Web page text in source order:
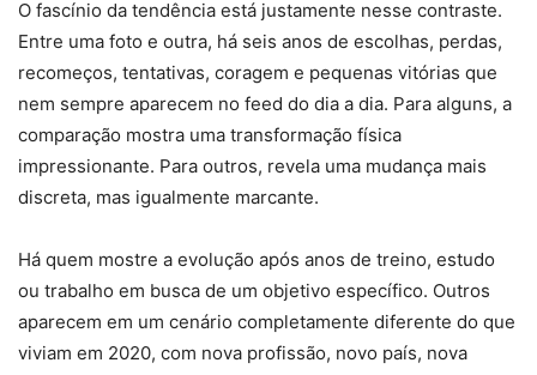
O fascínio da tendência está justamente nesse contraste.
Entre uma foto e outra, há seis anos de escolhas, perdas,
recomeços, tentativas, coragem e pequenas vitórias que
nem sempre aparecem no feed do dia a dia. Para alguns, a
comparação mostra uma transformação física
impressionante. Para outros, revela uma mudança mais
discreta, mas igualmente marcante.
Há quem mostre a evolução após anos de treino, estudo
ou trabalho em busca de um objetivo específico. Outros
aparecem em um cenário completamente diferente do que
viviam em 2020, com nova profissão, novo país, nova